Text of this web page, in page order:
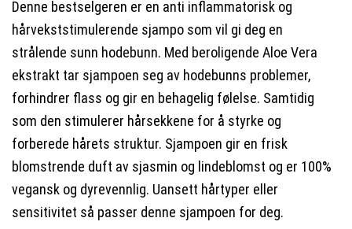
Denne bestselgeren er en anti inflammatorisk og
hårvekststimulerende sjampo som vil gi deg en
strålende sunn hodebunn. Med beroligende Aloe Vera
ekstrakt tar sjampoen seg av hodebunns problemer,
forhindrer flass og gir en behagelig følelse. Samtidig
som den stimulerer hårsekkene for å styrke og
forberede hårets struktur. Sjampoen gir en frisk
blomstrende duft av sjasmin og lindeblomst og er 100%
vegansk og dyrevennlig. Uansett hårtyper eller
sensitivitet så passer denne sjampoen for deg.